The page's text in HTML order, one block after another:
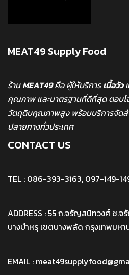
MEAT49 Supply Food
ร้านMEAT49คือ ผู้ให้บริการเนื้อวัว
คุณภาพ และมาตรฐานที่ดีที่สุด ตอบโ
วัตถุดิบคุณภาพสูง พร้อมบริการจัด
ปลายทางทั่วประเทศ
CONTACT US
TEL : 086-393-3163, 097-149-
ADDRESS : 55 ถ.จรัญสนิทวงศ์ ซ.
บางบำหรุ เขตบางพลัด กรุงเทพมห
EMAIL :